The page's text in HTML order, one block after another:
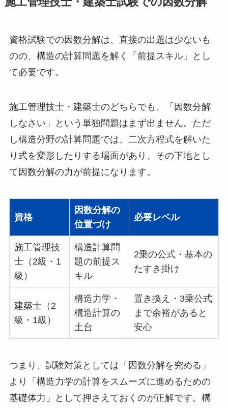
資格試験での因数分解は、直接の出題は少ないも
のの、構造の計算問題を解く「前提スキル」とし
て必要です。
施工管理技士・建築士のどちらでも、「因数分解
しなさい」という単独問題はまず出ません。ただ
し構造分野の計算問題では、二次方程式を解いた
り式を変形したりする場面があり、その下地とし
て因数分解の力が前提になります。
資格
因数分解の
位置づけ
必要レベル
施工管理技
士（2級・1
級）
構造計算問
題の前提ス
キル
2乗の公式・基本の
たすき掛け
建築士（2
級・1級）
構造力学・
構造計算の
土台
置き換え・3乗公式
まで余裕があると
安心
つまり、試験対策としては「因数分解を究める」
より「構造力学の計算をスムーズに進めるための
基礎体力」として押さえておくのが正解です。構